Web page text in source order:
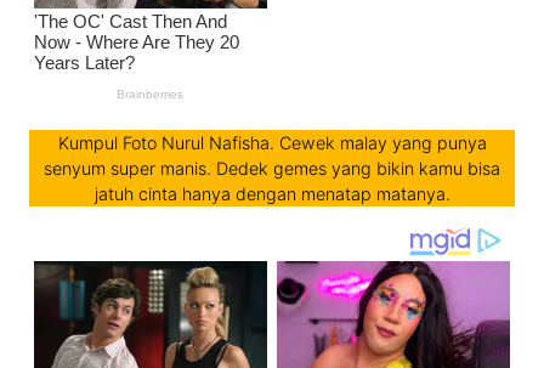
Kumpul Foto Nurul Nafisha. Cewek malay yang punya
senyum super manis. Dedek gemes yang bikin kamu bisa
jatuh cinta hanya dengan menatap matanya.